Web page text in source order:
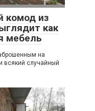
комод из
как
мебель
на
всякий случайный